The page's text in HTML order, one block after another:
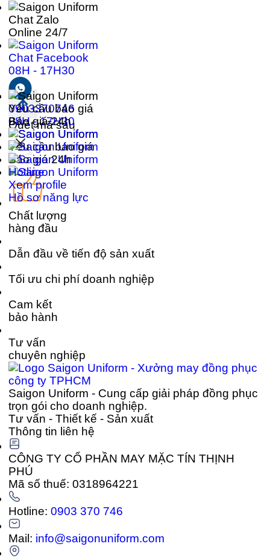
Chat Zalo
Online 24/7
Chat Facebook
08H - 17H30
0903370746
08H - 17H30
Yêu cầu báo giá
Báo giá 24h
Xem profile
Hồ sơ năng lực
Yêu cầu báo giá
Báo giá 24h
Hotline
Quét mã sau
Chất lượng
hàng đầu
Dẫn đầu về tiến độ sản xuất
Tối ưu chi phí doanh nghiệp
Cam kết
bảo hành
Tư vấn
chuyên nghiệp
Saigon Uniform - Cung cấp giải pháp đồng phục
trọn gói cho doanh nghiệp.
Tư vấn - Thiết kế - Sản xuất
Thông tin liên hệ
CÔNG TY CỔ PHẦN MAY MẶC TÍN THỊNH
PHÚ
Mã số thuế: 0318964221
Hotline:0903 370 746
Mail: info@saigonuniform.com